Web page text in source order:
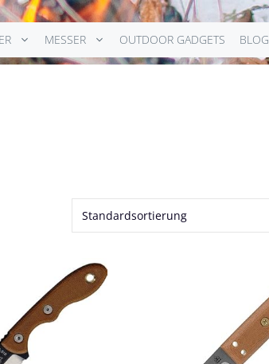
MESSER OUTDOOR GADGETS BLOG